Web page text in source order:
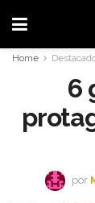
Home
6
por